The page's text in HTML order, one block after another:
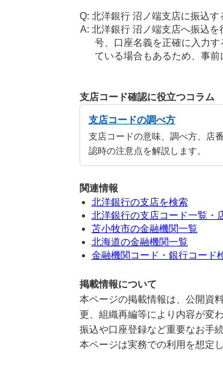
北洋銀行 沼ノ端支店に振込す
北洋銀行 沼ノ端支店へ振込
号、口座名義を正確に入力
ている場合もあるため、事前
支店コード確認に役立つコラム
支店コードの調べ方
支店コードの意味、調べ方、店
認時の注意点を解説します。
関連情報
北洋銀行の支店を検索
北洋銀行の支店コード一覧・
苫小牧市の金融機関一覧
北海道の金融機関一覧
金融機関コード・銀行コード
掲載情報について
本ページの掲載情報は、公開資
更、組織再編等により内容が変
振込や口座登録など重要なお手
本ページは実務での利用を想定